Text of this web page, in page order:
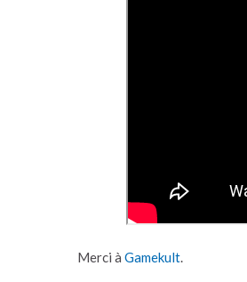
Merci à Gamekult.